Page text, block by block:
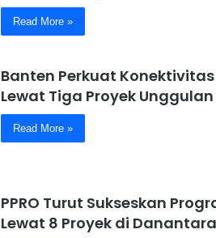
Read More »
Banten Perkuat
Lewat Tiga Proyek Unggulan
Read More »
PPRO Turut Sukseskan
Lewat 8 Proyek di